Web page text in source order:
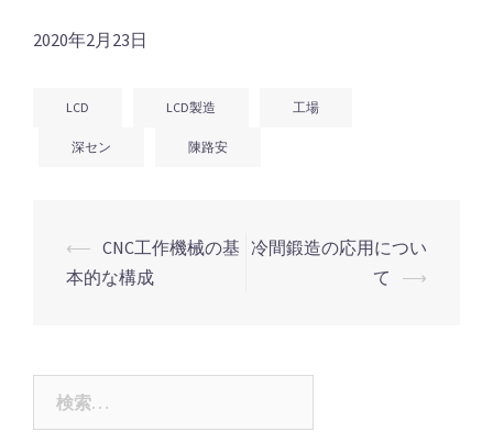
2020年2月23日
LCD LCD製造 工場
深セン 陳路安
投
稿
ゲ
ー
⟵ CNC工作機械の基
本的な構成
冷間鍛造の応用につい
て
⟶